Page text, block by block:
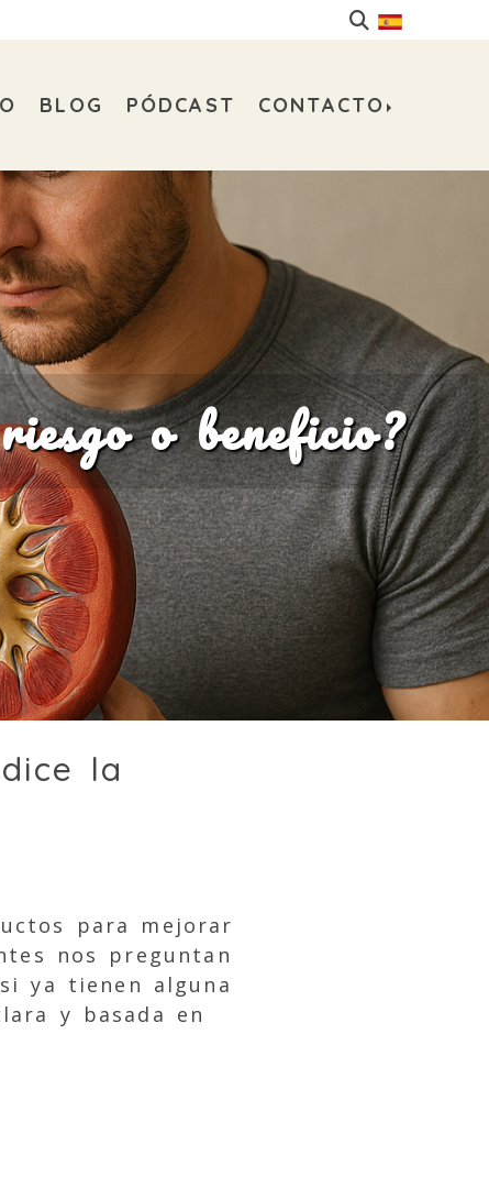
BLOG PÓDCAST CONTACTO
o beneficio?
la
para mejorar
nos preguntan
ya tienen alguna
y basada en